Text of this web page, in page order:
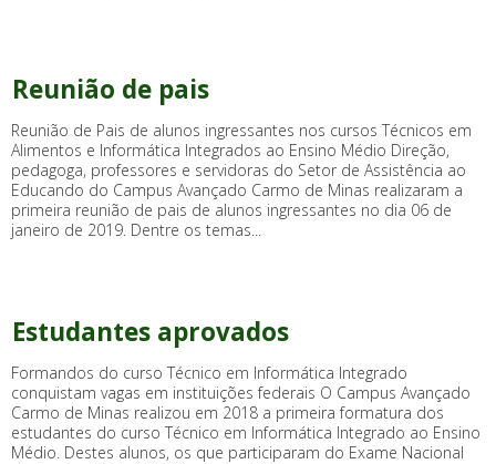
Reunião de pais
Reunião de Pais de alunos ingressantes nos cursos Técnicos em
Alimentos e Informática Integrados ao Ensino Médio Direção,
pedagoga, professores e servidoras do Setor de Assistência ao
Educando do Campus Avançado Carmo de Minas realizaram a
primeira reunião de pais de alunos ingressantes no dia 06 de
janeiro de 2019. Dentre os temas...
Estudantes aprovados
Formandos do curso Técnico em Informática Integrado
conquistam vagas em instituições federais O Campus Avançado
Carmo de Minas realizou em 2018 a primeira formatura dos
estudantes do curso Técnico em Informática Integrado ao Ensino
Médio. Destes alunos, os que participaram do Exame Nacional